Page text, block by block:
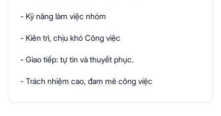
- Kỹ năng làm việc nhóm
- Kiên trì, chịu khó Công việc
- Giao tiếp: tự tin và thuyết phục.
- Trách nhiệm cao, đam mê công việc